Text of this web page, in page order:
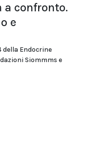
a confronto.
e
della Endocrine
Siommms e